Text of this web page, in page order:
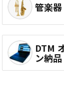
管楽器
DTM
ン納品